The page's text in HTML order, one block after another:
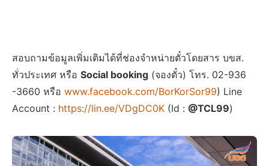
สอบถามข้อมูลเพิ่มเติมได้ที่ช่องจำหน่ายตั๋วโดยสาร บขส.
ทั่วประเทศ หรือ Social booking (จองตั๋ว) โทร. 02-936
-3660 หรือ www.facebook.com/BorKorSor99) Line
Account : https://lin.ee/VDgDC0K (Id : @TCL99)